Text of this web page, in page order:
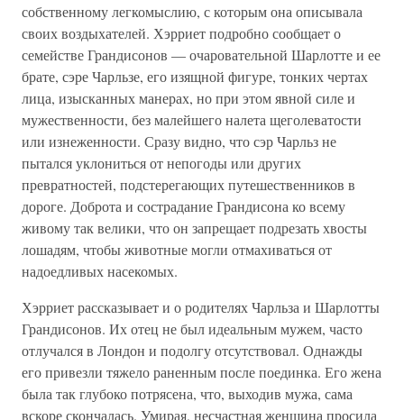
собственному легкомыслию, с которым она описывала
своих воздыхателей. Хэрриет подробно сообщает о
семействе Грандисонов — очаровательной Шарлотте и ее
брате, сэре Чарльзе, его изящной фигуре, тонких чертах
лица, изысканных манерах, но при этом явной силе и
мужественности, без малейшего налета щеголеватости
или изнеженности. Сразу видно, что сэр Чарльз не
пытался уклониться от непогоды или других
превратностей, подстерегающих путешественников в
дороге. Доброта и сострадание Грандисона ко всему
живому так велики, что он запрещает подрезать хвосты
лошадям, чтобы животные могли отмахиваться от
надоедливых насекомых.
Хэрриет рассказывает и о родителях Чарльза и Шарлотты
Грандисонов. Их отец не был идеальным мужем, часто
отлучался в Лондон и подолгу отсутствовал. Однажды
его привезли тяжело раненным после поединка. Его жена
была так глубоко потрясена, что, выходив мужа, сама
вскоре скончалась. Умирая, несчастная женщина просила